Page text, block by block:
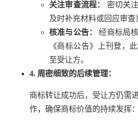
关注审查流程：
密切关
及时补充材料或回应审查
核准与公告：
经商标局
《商标公告》上刊登，
至受让方。
4. 周密细致的后续管理：
商标转让成功后，受让方仍需
作，确保商标价值的持续发挥：